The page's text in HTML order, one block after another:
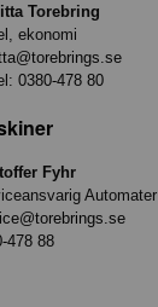
Torebring
ekonomi
0380-478 80
Fyhr
Automater
478 88